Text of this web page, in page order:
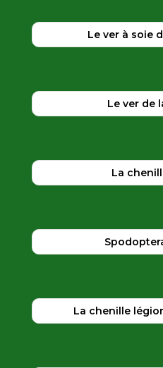
Le ver à soie
Le ver de
La
La chenille